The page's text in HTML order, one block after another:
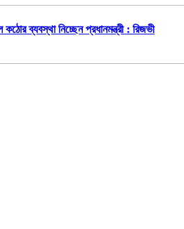
ব্যবস্থা নিচ্ছেন প্রধানমন্ত্রী : রিজভী